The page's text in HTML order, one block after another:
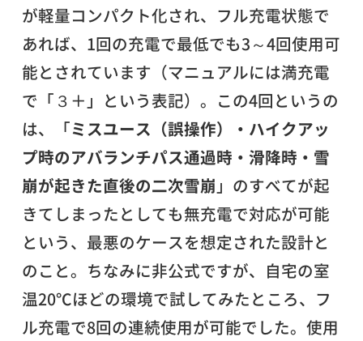
が軽量コンパクト化され、フル充電状態で
あれば、1回の充電で最低でも3～4回使用可
能とされています（マニュアルには満充電
で「３＋」という表記）。この4回というの
は、「ミスユース（誤操作）・ハイクアッ
プ時のアバランチパス通過時・滑降時・雪
崩が起きた直後の二次雪崩 」のすべてが起
きてしまったとしても無充電で対応が可能
という、最悪のケースを想定された設計と
のこと。ちなみに非公式ですが、自宅の室
温20℃ほどの環境で試してみたところ、フ
ル充電で8回の連続使用が可能でした。使用